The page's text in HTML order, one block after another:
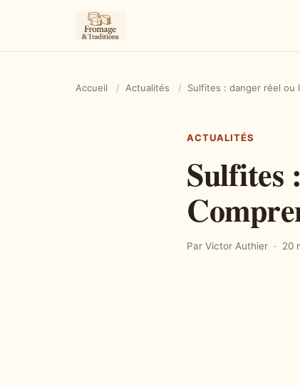
Accueil / Actualités / Sulfites : danger réel ou
ACTUALITÉS
Sulfites
Par Victor Authier 20